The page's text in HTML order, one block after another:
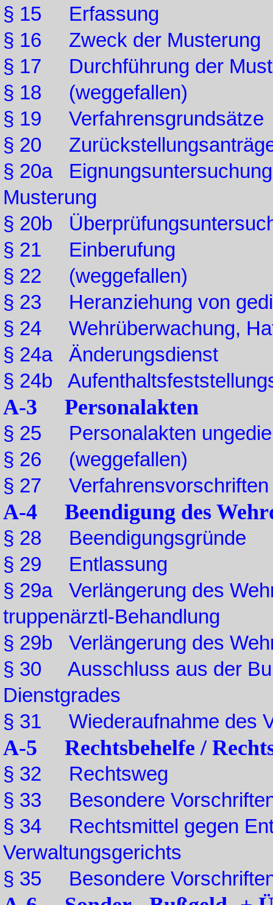
§ 15 Erfassung
§ 16 Zweck der Musterung
§ 17 Durchführung der
§ 18 (weggefallen)
§ 19 Verfahrensgrundsätze
§ 20
§ 20a
Musterung
§ 20b
§ 21 Einberufung
§ 22 (weggefallen)
§ 23 Heranziehung von
§ 24 Wehrüberwachung,
§ 24a Änderungsdienst
§ 24b
A-3 Personalakten
§ 25 Personalakten
§ 26 (weggefallen)
§ 27 Verfahrensvorschriften
A-4 Beendigung des
§ 28 Beendigungsgründe
§ 29 Entlassung
§ 29a Verlängerung des
truppenärztl-Behandlung
§ 29b Verlängerung des
§ 30 Ausschluss aus der
Dienstgrades
§ 31 Wiederaufnahme des
A-5 Rechtsbehelfe /
§ 32 Rechtsweg
§ 33 Besondere
§ 34 Rechtsmittel gegen
Verwaltungsgerichts
§ 35 Besondere